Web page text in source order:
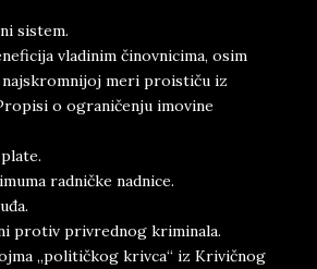
sistem.
vladinim činovnicima, osim
meri proističu iz
o ograničenju imovine
radničke nadnice.
protiv privrednog kriminala.
„političkog krivca“ iz Krivičnog